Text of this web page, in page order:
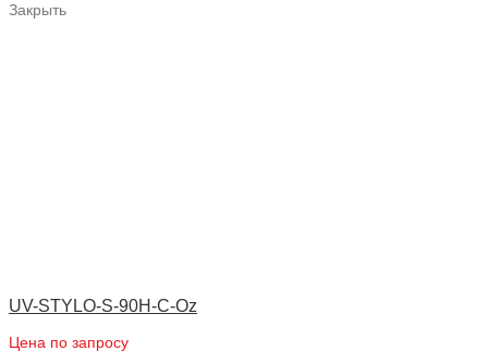
Закрыть
UV-STYLO-S-90H-C-Oz
Цена по запросу